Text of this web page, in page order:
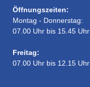
Öffnungszeiten:
Montag - Donnerstag:
07.00 Uhr bis 15.45 Uhr
Freitag:
07.00 Uhr bis 12.15 Uhr